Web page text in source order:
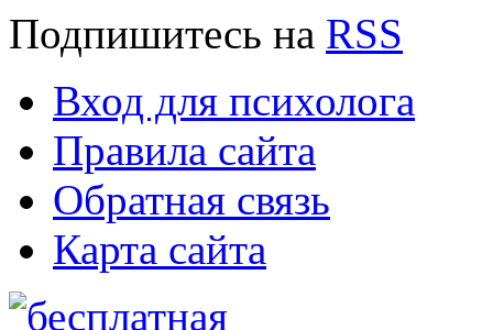
Подпишитесь на RSS
Вход для психолога
Правила сайта
Обратная связь
Карта сайта